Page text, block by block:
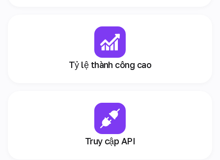
Tỷ lệ thành công cao
Truy cập API